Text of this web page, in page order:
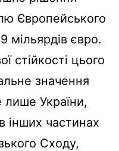
Європейського
мільярдів євро.
стійкості цього
значення
лише України,
інших частинах
Сходу,